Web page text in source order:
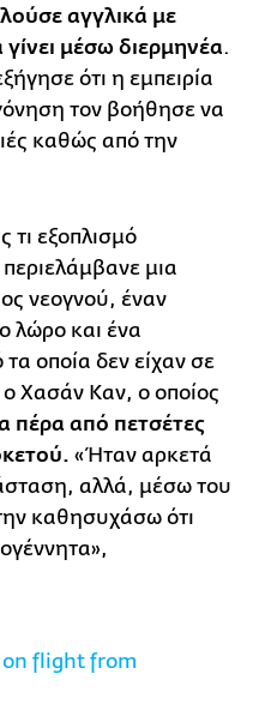
αγγλικά με
μέσω διερμηνέα.
ότι η εμπειρία
τον βοήθησε να
καθώς από την
τι εξοπλισμό
μια
νεογνού, έναν
λώρο και ένα
οποία δεν είχαν σε
Χασάν Καν, ο οποίος
πέρα από πετσέτες
«Ήταν αρκετά
αλλά, μέσω του
καθησυχάσω ότι
flight from